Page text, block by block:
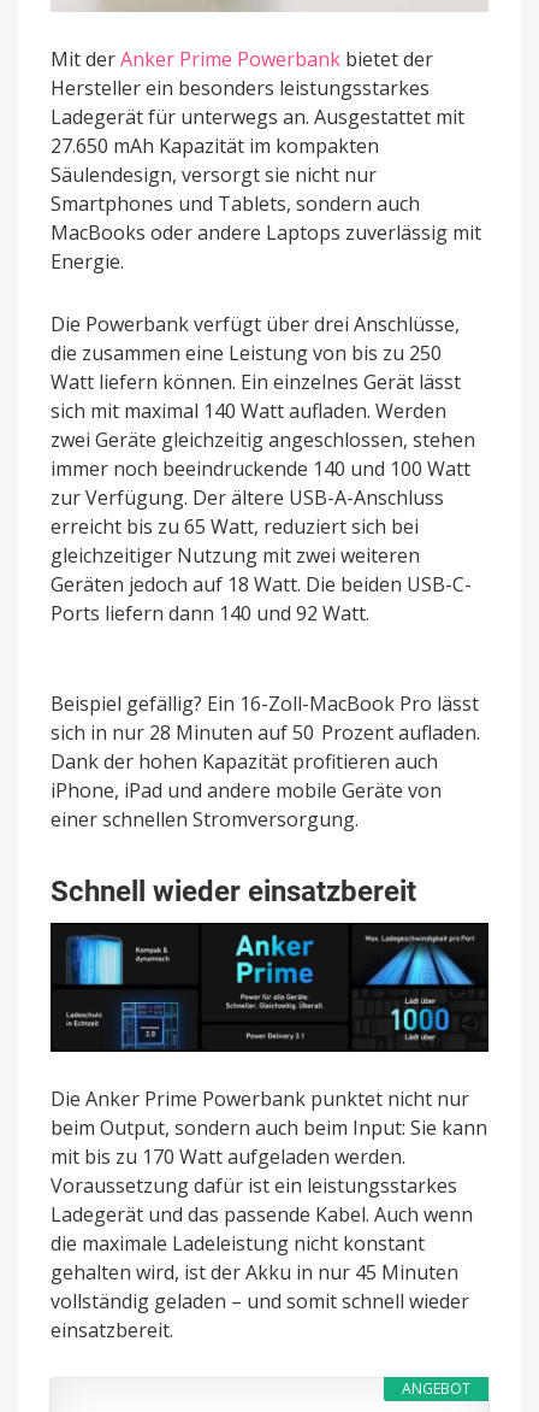
Mit derAnker Prime Powerbank bietet der
Hersteller ein besonders leistungsstarkes
Ladegerät für unterwegs an. Ausgestattet mit
27.650 mAh Kapazität im kompakten
Säulendesign, versorgt sie nicht nur
Smartphones und Tablets, sondern auch
MacBooks oder andere Laptops zuverlässig mit
Energie.
Die Powerbank verfügt über drei Anschlüsse,
die zusammen eine Leistung von bis zu 250
Watt liefern können. Ein einzelnes Gerät lässt
sich mit maximal 140 Watt aufladen. Werden
zwei Geräte gleichzeitig angeschlossen, stehen
immer noch beeindruckende 140 und 100 Watt
zur Verfügung. Der ältere USB-A-Anschluss
erreicht bis zu 65 Watt, reduziert sich bei
gleichzeitiger Nutzung mit zwei weiteren
Geräten jedoch auf 18 Watt. Die beiden USB-C-
Ports liefern dann 140 und 92 Watt.
Beispiel gefällig? Ein 16-Zoll-MacBook Pro lässt
sich in nur 28 Minuten auf 50 Prozent aufladen.
Dank der hohen Kapazität profitieren auch
iPhone, iPad und andere mobile Geräte von
einer schnellen Stromversorgung.
Schnell wieder einsatzbereit
Die Anker Prime Powerbank punktet nicht nur
beim Output, sondern auch beim Input: Sie kann
mit bis zu 170 Watt aufgeladen werden.
Voraussetzung dafür ist ein leistungsstarkes
Ladegerät und das passende Kabel. Auch wenn
die maximale Ladeleistung nicht konstant
gehalten wird, ist der Akku in nur 45 Minuten
vollständig geladen – und somit schnell wieder
einsatzbereit.
ANGEBOT